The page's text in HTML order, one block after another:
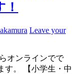
Leave your
オンラインでで
す。 【小学生・中